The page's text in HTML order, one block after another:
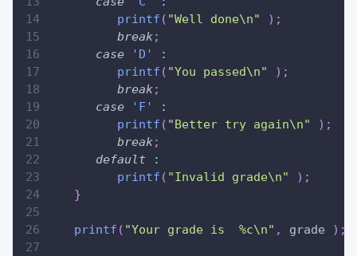
printf ( "Well done\n" ) ;
break;
case
'D'
:
printf ( "You passed\n" ) ;
break;
case
'F'
:
printf ( "Better try again\n" ) ;
break;
default
:
printf ( "Invalid grade\n" ) ;
}
printf ( "Your grade is  %c\n" , grade ) ;